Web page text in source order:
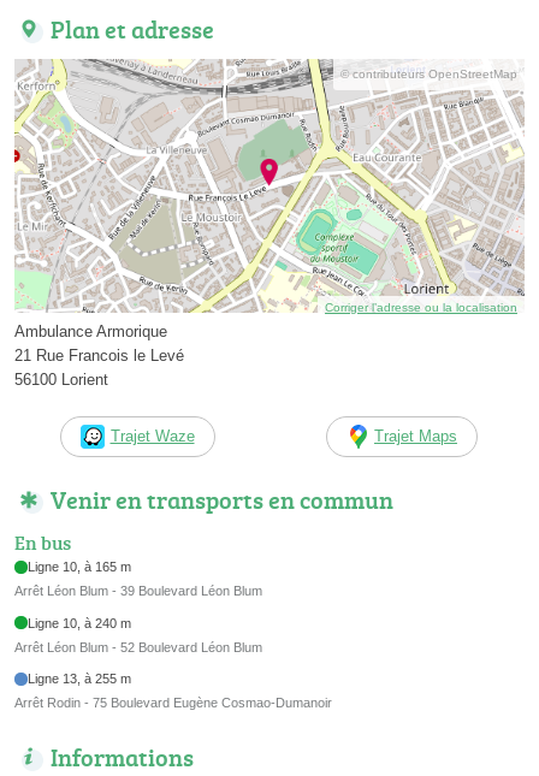
Plan et adresse
© contributeurs OpenStreetMap
Corriger l’adresse ou la localisation
Ambulance Armorique
21 Rue Francois le Levé
56100 Lorient
Trajet Waze Trajet Maps
Venir en transports en commun
En bus
Ligne 10, à 165 m
Arrêt Léon Blum - 39 Boulevard Léon Blum
Ligne 10, à 240 m
Arrêt Léon Blum - 52 Boulevard Léon Blum
Ligne 13, à 255 m
Arrêt Rodin - 75 Boulevard Eugène Cosmao-Dumanoir
Informations